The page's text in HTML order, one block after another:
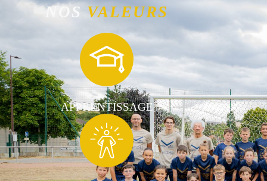
NOS VALEURS
APPRENTISSAGE